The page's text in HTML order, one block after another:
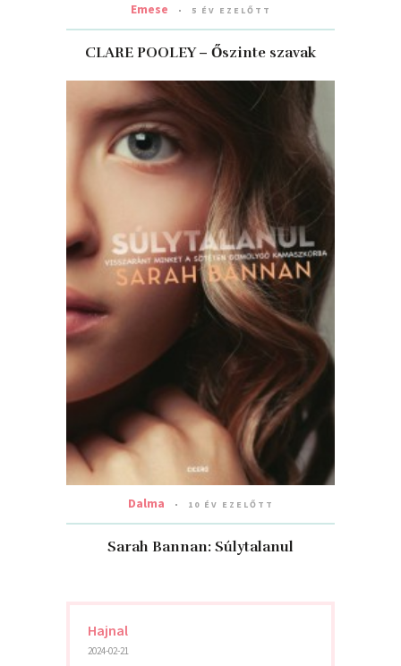
Emese 5 ÉV EZELŐTT
CLARE POOLEY – Őszinte szavak
Dalma 10 ÉV EZELŐTT
Sarah Bannan: Súlytalanul
Hajnal
2024-02-21